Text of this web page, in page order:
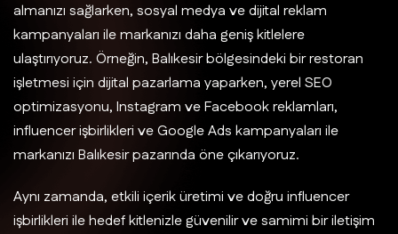
almanızı sağlarken, sosyal medya ve dijital reklam
kampanyaları ile markanızı daha geniş kitlelere
ulaştırıyoruz. Örneğin, Balıkesir bölgesindeki bir restoran
işletmesi için dijital pazarlama yaparken, yerel SEO
optimizasyonu, Instagram ve Facebook reklamları,
influencer işbirlikleri ve Google Ads kampanyaları ile
markanızı Balıkesir pazarında öne çıkarıyoruz.
Aynı zamanda, etkili içerik üretimi ve doğru influencer
işbirlikleri ile hedef kitlenizle güvenilir ve samimi bir iletişim